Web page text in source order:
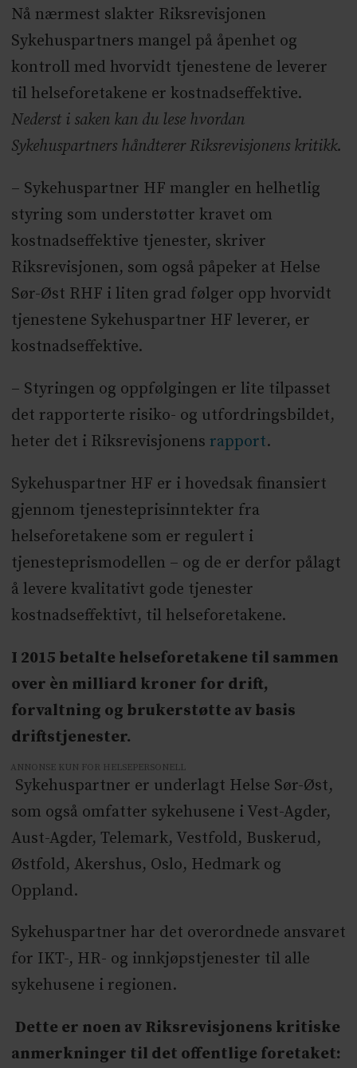
Nå nærmest slakter Riksrevisjonen
Sykehuspartners mangel på åpenhet og
kontroll med hvorvidt tjenestene de leverer
til helseforetakene er kostnadseffektive.
Nederst i saken kan du lese hvordan
Sykehuspartners håndterer Riksrevisjonens kritikk.
– Sykehuspartner HF mangler en helhetlig
styring som understøtter kravet om
kostnadseffektive tjenester, skriver
Riksrevisjonen, som også påpeker at Helse
Sør-Øst RHF i liten grad følger opp hvorvidt
tjenestene Sykehuspartner HF leverer, er
kostnadseffektive.
– Styringen og oppfølgingen er lite tilpasset
det rapporterte risiko- og utfordringsbildet,
heter det i Riksrevisjonens rapport.
Sykehuspartner HF er i hovedsak finansiert
gjennom tjenesteprisinntekter fra
helseforetakene som er regulert i
tjenesteprismodellen – og de er derfor pålagt
å levere kvalitativt gode tjenester
kostnadseffektivt, til helseforetakene.
I 2015 betalte helseforetakene til sammen
over èn milliard kroner for drift,
forvaltning og brukerstøtte av basis
driftstjenester.
ANNONSE KUN FOR HELSEPERSONELL
Sykehuspartner er underlagt Helse Sør-Øst,
som også omfatter sykehusene i Vest-Agder,
Aust-Agder, Telemark, Vestfold, Buskerud,
Østfold, Akershus, Oslo, Hedmark og
Oppland.
Sykehuspartner har det overordnede ansvaret
for IKT-, HR- og innkjøpstjenester til alle
sykehusene i regionen.
Dette er noen av Riksrevisjonens kritiske
anmerkninger til det offentlige foretaket: